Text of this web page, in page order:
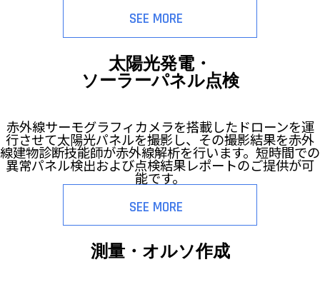
SEE MORE
太陽光発電・
ソーラーパネル点検
赤外線サーモグラフィカメラを搭載したドローンを運
行させて太陽光パネルを撮影し、その撮影結果を赤外
線建物診断技能師が赤外線解析を行います。短時間での
異常パネル検出および点検結果レポートのご提供が可
能です。
SEE MORE
測量・オルソ作成